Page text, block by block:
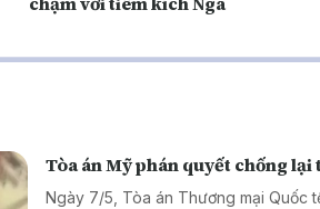
Tòa án Mỹ phán quyết chống
Ngày 7/5, Tòa án Thương mại Quốc